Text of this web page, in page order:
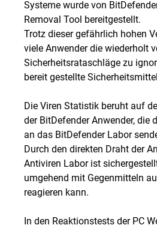
Systeme wurde von
Removal Tool bereitgestellt.
Trotz dieser gefährlich hohen
viele Anwender die wiederholt
Sicherheitsrataschläge zu
bereit gestellte
Die Viren Statistik beruht auf
der BitDefender Anwender, die
an das BitDefender Labor
Durch den direkten Draht der
Antiviren Labor ist
umgehend mit Gegenmitteln
reagieren kann.
In den Reaktionstests der PC